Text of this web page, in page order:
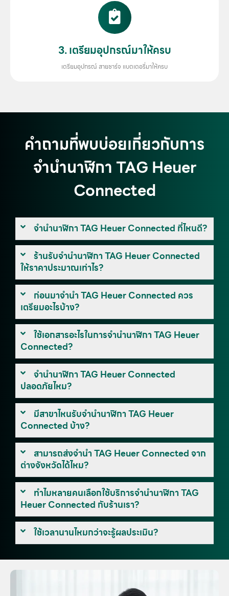
3. เตรียมอุปกรณ์มาให้ครบ
เตรียมอุปกรณ์ สายชาร์จ แบตเตอรี่มาให้ครบ
คำถามที่พบบ่อยเกี่ยวกับการ
จำนำนาฬิกา TAG Heuer
Connected
จำนำนาฬิกา TAG Heuer Connected ที่ไหนดี?
ร้านรับจำนำนาฬิกา TAG Heuer Connected
ให้ราคาประมาณเท่าไร?
ก่อนมาจำนำ TAG Heuer Connected ควร
เตรียมอะไรบ้าง?
ใช้เอกสารอะไรในการจำนำนาฬิกา TAG Heuer
Connected?
จำนำนาฬิกา TAG Heuer Connected
ปลอดภัยไหม?
มีสาขาไหนรับจำนำนาฬิกา TAG Heuer
Connected บ้าง?
สามารถส่งจำนำ TAG Heuer Connected จาก
ต่างจังหวัดได้ไหม?
ทำไมหลายคนเลือกใช้บริการจำนำนาฬิกา TAG
Heuer Connected กับร้านเรา?
ใช้เวลานานไหมกว่าจะรู้ผลประเมิน?